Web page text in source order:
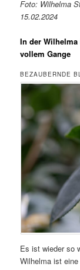
Foto: Wilhelma
15.02.2024
In der
vollem Gange
BEZAUBERNDE
Es ist wieder so
Wilhelma ist